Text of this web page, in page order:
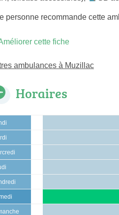
personne recommande cette
cette fiche
ambulances à Muzillac
Horaires